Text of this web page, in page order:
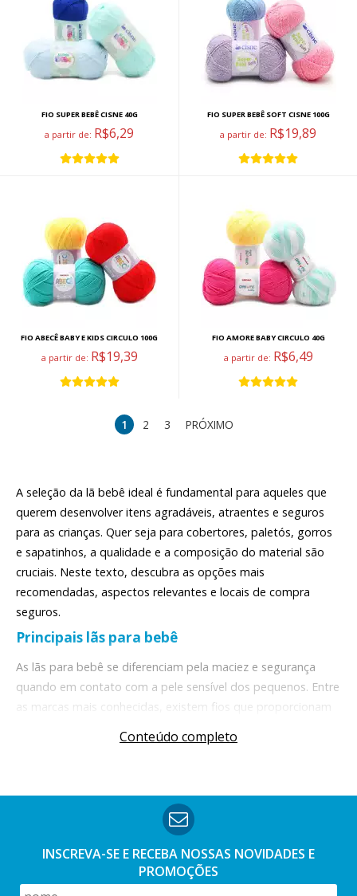
FIO SUPER BEBÊ CISNE 40G
a partir de: R$6,29
FIO SUPER BEBÊ SOFT CISNE 100G
a partir de: R$19,89
FIO ABECÊ BABY E KIDS CIRCULO 100G
a partir de: R$19,39
FIO AMORE BABY CIRCULO 40G
a partir de: R$6,49
1 2 3 PRÓXIMO
A seleção da lã bebê ideal é fundamental para aqueles que
querem desenvolver itens agradáveis, atraentes e seguros
para as crianças. Quer seja para cobertores, paletós, gorros
e sapatinhos, a qualidade e a composição do material são
cruciais. Neste texto, descubra as opções mais
recomendadas, aspectos relevantes e locais de compra
seguros.
Principais lãs para bebê
As lãs para bebê se diferenciam pela maciez e segurança
quando em contato com a pele sensível dos pequenos. Entre
as marcas mais conhecidas, existem fios que proporcionam
composição totalmente acrílica, antialérgica, com fácil
higienização e mínima formação de pelinhos. Tudo para
assegurar estética e praticidade.
A lã bebê também é admirada pela sua ampla gama de
Conteúdo completo
INSCREVA-SE E RECEBA NOSSAS NOVIDADES E
PROMOÇÕES